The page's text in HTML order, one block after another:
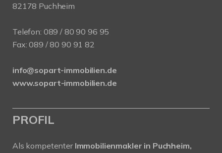
82178 Puchheim
Telefon: 089 / 80 90 96 95
Fax: 089 / 80 90 91 82
info@sopart-immobilien.de
www.sopart-immobilien.de
PROFIL
Als kompetenter Immobilienmakler in Puchheim,